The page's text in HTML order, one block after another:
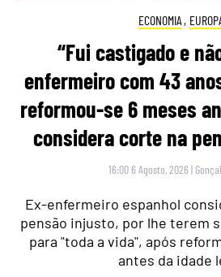
ECONOMIA ,
“Fui castigado e
enfermeiro com 43
reformou-se 6 meses
considera corte na
16:00 6 Agosto, 2026 |
Ex-enfermeiro espanhol
pensão injusto, por lhe terem
para "toda a vida", após
antes da idade